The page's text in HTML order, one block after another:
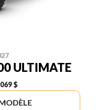
ULTIMATE
$